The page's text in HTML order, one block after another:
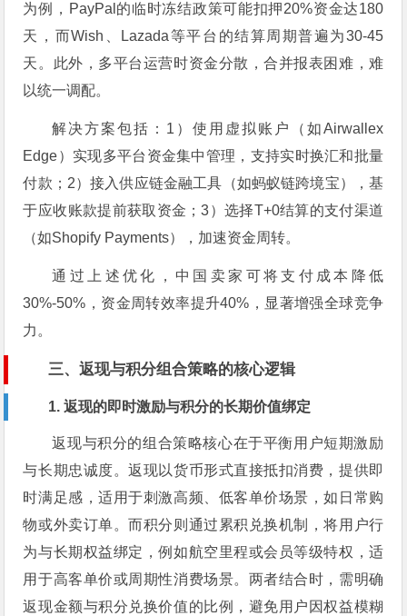
为例，PayPal的临时冻结政策可能扣押20%资金达180
天，而Wish、Lazada等平台的结算周期普遍为30-45
天。此外，多平台运营时资金分散，合并报表困难，难
以统一调配。
解决方案包括：1）使用虚拟账户（如Airwallex
Edge）实现多平台资金集中管理，支持实时换汇和批量
付款；2）接入供应链金融工具（如蚂蚁链跨境宝），基
于应收账款提前获取资金；3）选择T+0结算的支付渠道
（如Shopify Payments），加速资金周转。
通过上述优化，中国卖家可将支付成本降低
30%-50%，资金周转效率提升40%，显著增强全球竞争
力。
三、返现与积分组合策略的核心逻辑
1. 返现的即时激励与积分的长期价值绑定
返现与积分的组合策略核心在于平衡用户短期激励
与长期忠诚度。返现以货币形式直接抵扣消费，提供即
时满足感，适用于刺激高频、低客单价场景，如日常购
物或外卖订单。而积分则通过累积兑换机制，将用户行
为与长期权益绑定，例如航空里程或会员等级特权，适
用于高客单价或周期性消费场景。两者结合时，需明确
返现金额与积分兑换价值的比例，避免用户因权益模糊